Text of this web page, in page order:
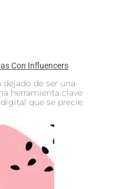
Con Influencers
de ser una
herramienta clave
que se precie.